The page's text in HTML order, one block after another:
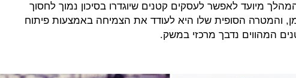
המהלך מיועד לאפשר לעסקים קטנים שיוגדרו בסיכון נמוך לחסוך
והמטרה הסופית שלו היא לעודד את הצמיחה באמצעות פיתוח
המהווים נדבך מרכזי במשק.